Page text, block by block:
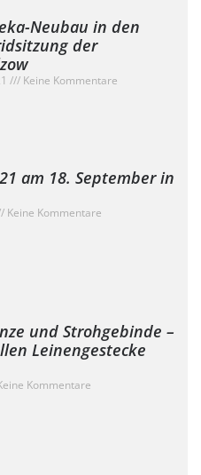
Neubau in den
der
Keine Kommentare
am 18. September in
Keine Kommentare
und Strohgebinde –
Leinengestecke
Kommentare